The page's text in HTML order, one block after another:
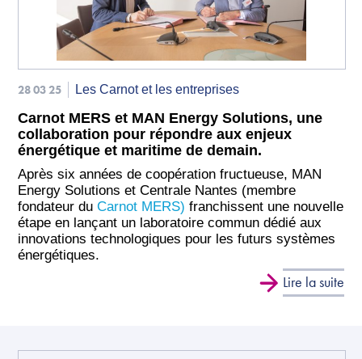
28 03 25 Les Carnot et les entreprises
Carnot MERS et MAN Energy Solutions, une
collaboration pour répondre aux enjeux
énergétique et maritime de demain.
Après six années de coopération fructueuse, MAN
Energy Solutions et Centrale Nantes (membre
fondateur du Carnot MERS) franchissent une nouvelle
étape en lançant un laboratoire commun dédié aux
innovations technologiques pour les futurs systèmes
énergétiques.
Lire la suite